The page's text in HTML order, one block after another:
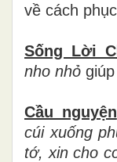
về cách
Sống Lời
nho nhỏ
Cầu nguyện
cúi xuống
tớ, xin cho